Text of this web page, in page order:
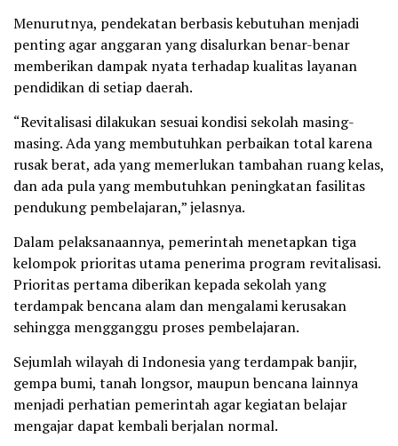
Menurutnya, pendekatan berbasis kebutuhan menjadi
penting agar anggaran yang disalurkan benar-benar
memberikan dampak nyata terhadap kualitas layanan
pendidikan di setiap daerah.
“Revitalisasi dilakukan sesuai kondisi sekolah masing-
masing. Ada yang membutuhkan perbaikan total karena
rusak berat, ada yang memerlukan tambahan ruang kelas,
dan ada pula yang membutuhkan peningkatan fasilitas
pendukung pembelajaran,” jelasnya.
Dalam pelaksanaannya, pemerintah menetapkan tiga
kelompok prioritas utama penerima program revitalisasi.
Prioritas pertama diberikan kepada sekolah yang
terdampak bencana alam dan mengalami kerusakan
sehingga mengganggu proses pembelajaran.
Sejumlah wilayah di Indonesia yang terdampak banjir,
gempa bumi, tanah longsor, maupun bencana lainnya
menjadi perhatian pemerintah agar kegiatan belajar
mengajar dapat kembali berjalan normal.